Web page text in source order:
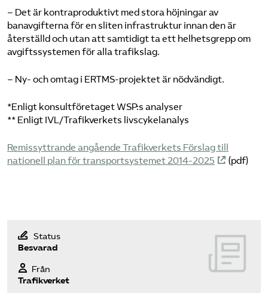
– Det är kontraproduktivt med stora höjningar av
banavgifterna för en sliten infrastruktur innan den är
återställd och utan att samtidigt ta ett helhetsgrepp om
avgiftssystemen för alla trafikslag.
– Ny- och omtag i ERTMS-projektet är nödvändigt.
*Enligt konsultföretaget WSP:s analyser
** Enligt IVL/Trafikverkets livscykelanalys
Remissyttrande angående Trafikverkets Förslag till
nationell plan för transportsystemet 2014-2025
(pdf)
Status
Besvarad
Från
Trafikverket